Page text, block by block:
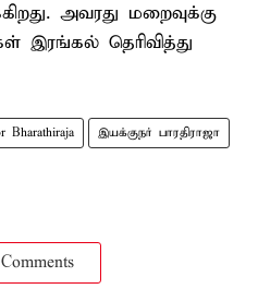
அவரது மறைவுக்கு
இரங்கல் தெரிவித்து
Bharathiraja இயக்குநர் பாரதிராஜா